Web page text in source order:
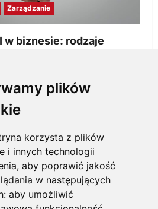
plików
korzysta z plików
i innych technologii
aby poprawić jakość
w następujących
aby umożliwić
Zarządzanie
w biznesie: rodzaje
dla Twojej firmy